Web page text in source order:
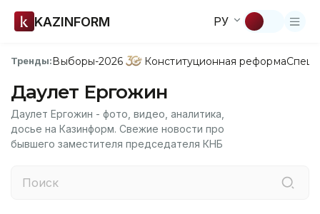
KAZINFORM РУ
Тренды:Выборы-2026 Конституционная реформа
Даулет Ергожин
Даулет Ергожин - фото, видео, аналитика,
досье на Казинформ. Свежие новости про
бывшего заместителя председателя КНБ